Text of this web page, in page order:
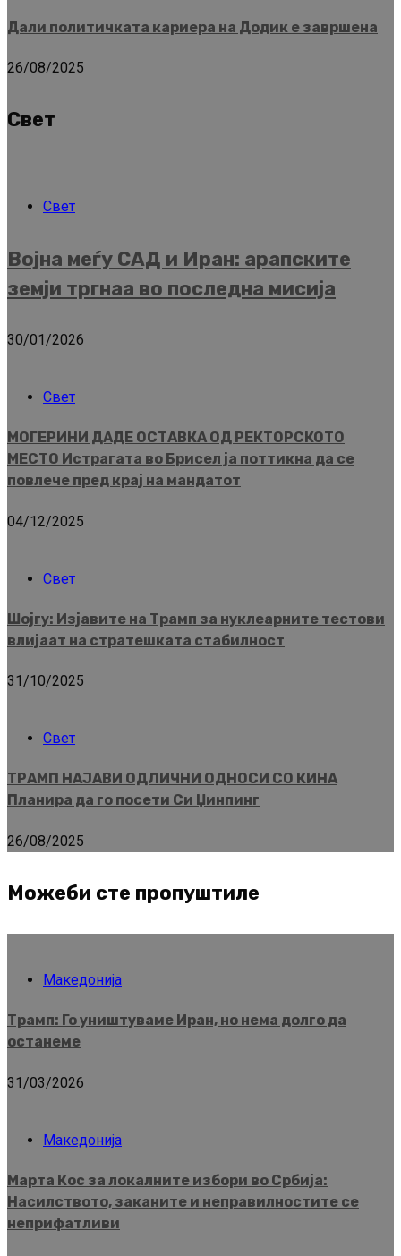
Дали политичката кариера на Додик е завршена
26/08/2025
Свет
Свет
Војна меѓу САД и Иран: арапските
земји тргнаа во последна мисија
30/01/2026
Свет
МОГЕРИНИ ДАДЕ ОСТАВКА ОД РЕКТОРСКОТО
МЕСТО Истрагата во Брисел ја поттикна да се
повлече пред крај на мандатот
04/12/2025
Свет
Шојгу: Изјавите на Трамп за нуклеарните тестови
влијаат на стратешката стабилност
31/10/2025
Свет
ТРАМП НАЈАВИ ОДЛИЧНИ ОДНОСИ СО КИНА
Планира да го посети Си Џинпинг
26/08/2025
Можеби сте пропуштиле
Македонија
Трамп: Го уништуваме Иран, но нема долго да
останеме
31/03/2026
Македонија
Марта Кос за локалните избори во Србија:
Насилството, заканите и неправилностите се
неприфатливи